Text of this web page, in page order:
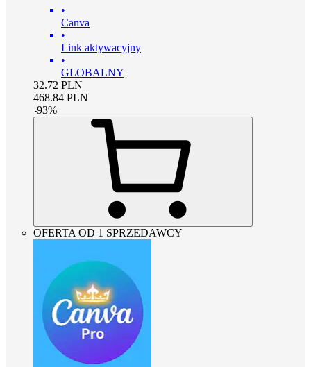
•
Canva
•
Link aktywacyjny
•
GLOBALNY
32.72 PLN
468.84 PLN
-93%
OFERTA OD 1 SPRZEDAWCY